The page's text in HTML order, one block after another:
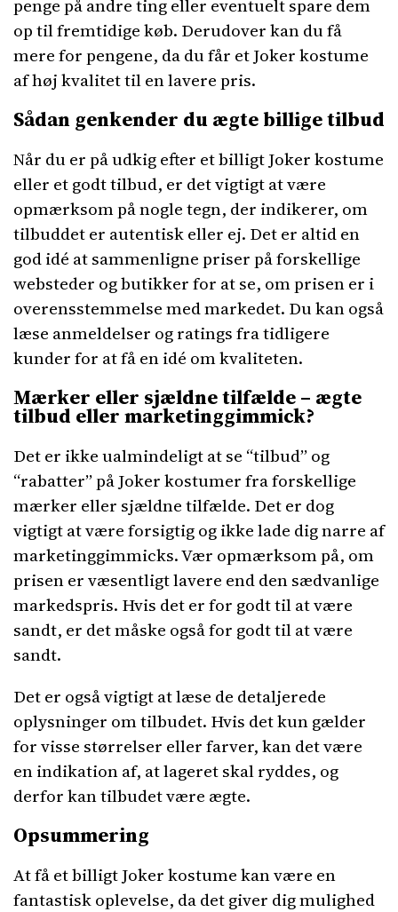
penge på andre ting eller eventuelt spare dem
op til fremtidige køb. Derudover kan du få
mere for pengene, da du får et Joker kostume
af høj kvalitet til en lavere pris.
Sådan genkender du ægte billige tilbud
Når du er på udkig efter et billigt Joker kostume
eller et godt tilbud, er det vigtigt at være
opmærksom på nogle tegn, der indikerer, om
tilbuddet er autentisk eller ej. Det er altid en
god idé at sammenligne priser på forskellige
websteder og butikker for at se, om prisen er i
overensstemmelse med markedet. Du kan også
læse anmeldelser og ratings fra tidligere
kunder for at få en idé om kvaliteten.
Mærker eller sjældne tilfælde – ægte
tilbud eller marketinggimmick?
Det er ikke ualmindeligt at se “tilbud” og
“rabatter” på Joker kostumer fra forskellige
mærker eller sjældne tilfælde. Det er dog
vigtigt at være forsigtig og ikke lade dig narre af
marketinggimmicks. Vær opmærksom på, om
prisen er væsentligt lavere end den sædvanlige
markedspris. Hvis det er for godt til at være
sandt, er det måske også for godt til at være
sandt.
Det er også vigtigt at læse de detaljerede
oplysninger om tilbudet. Hvis det kun gælder
for visse størrelser eller farver, kan det være
en indikation af, at lageret skal ryddes, og
derfor kan tilbudet være ægte.
Opsummering
At få et billigt Joker kostume kan være en
fantastisk oplevelse, da det giver dig mulighed